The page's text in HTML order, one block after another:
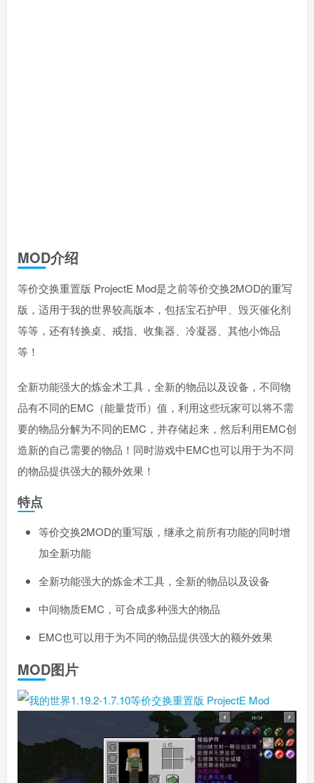
MOD介绍
等价交换重置版 ProjectE Mod是之前等价交换2MOD的重写
版，适用于我的世界较高版本，包括宝石护甲、毁灭催化剂
等等，还有转换桌、戒指、收集器、冷凝器、其他小饰品
等！
全新功能强大的炼金术工具，全新的物品以及设备，不同物
品有不同的EMC（能量货币）值，利用这些玩家可以将不需
要的物品分解为不同的EMC，并存储起来，然后利用EMC创
造新的自己需要的物品！同时游戏中EMC也可以用于为不同
的物品提供强大的额外效果！
特点
等价交换2MOD的重写版，继承之前所有功能的同时增
加全新功能
全新功能强大的炼金术工具，全新的物品以及设备
中间物质EMC，可合成多种强大的物品
EMC也可以用于为不同的物品提供强大的额外效果
MOD图片